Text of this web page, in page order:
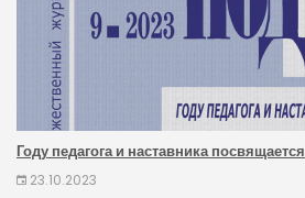
Году педагога и наставника посвящается
23.10.2023